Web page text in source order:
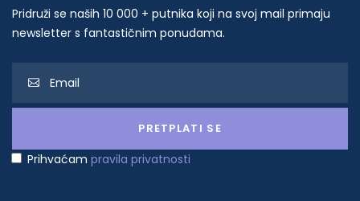
Pridruži se naših 10 000 + putnika koji na svoj mail primaju
newsletter s fantastičnim ponudama.
Prihvaćam pravila privatnosti